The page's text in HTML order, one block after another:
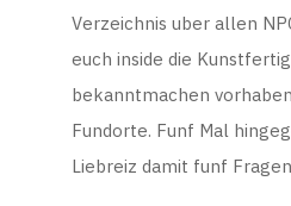
Verzeichnis uber allen
euch inside die
bekanntmachen
Fundorte. Funf Mal
Liebreiz damit funf